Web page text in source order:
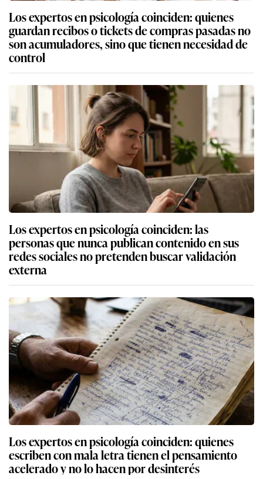
Los expertos en psicología coinciden: quienes
guardan recibos o tickets de compras pasadas no
son acumuladores, sino que tienen necesidad de
control
Los expertos en psicología coinciden: las
personas que nunca publican contenido en sus
redes sociales no pretenden buscar validación
externa
Los expertos en psicología coinciden: quienes
escriben con mala letra tienen el pensamiento
acelerado y no lo hacen por desinterés